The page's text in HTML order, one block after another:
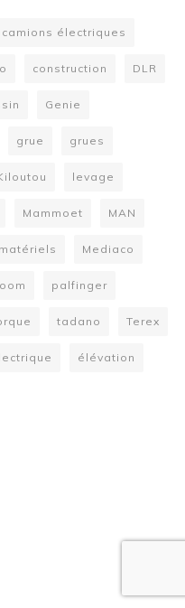
camions électriques
construction DLR
Genie
grue grues
levage
Mammoet MAN
matériels Mediaco
palfinger
tadano Terex
élévation